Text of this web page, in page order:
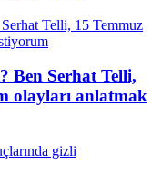
Ben Serhat Telli,
olayları anlatmak